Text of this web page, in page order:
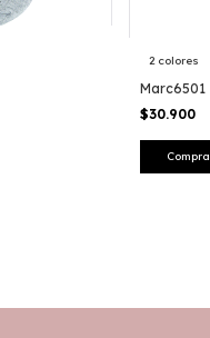
2 colores
Marc6501
$30.900